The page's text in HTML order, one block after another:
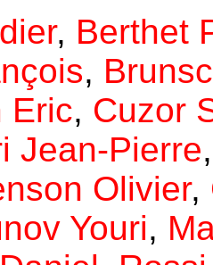
, Berthet
,
Eric, Cuzor
Jean-Pierre
Olivier,
Youri,